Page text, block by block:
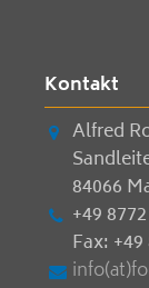
Kontakt
Alfred
84066
+49
Fax: